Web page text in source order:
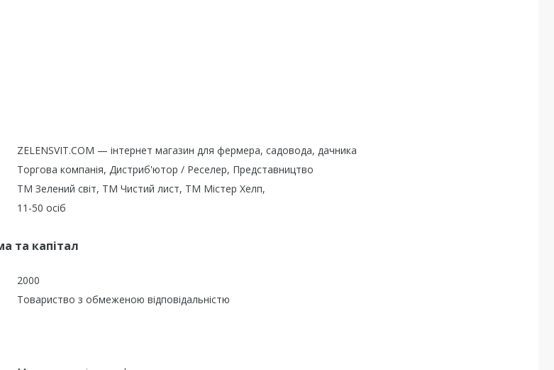
ZELENSVIT.COM — інтернет магазин для фермера, садовода, дачника
Торгова компанія, Дистриб'ютор / Реселер, Представництво
ТМ Зелений світ, ТМ Чистий лист, ТМ Містер Хелп,
11-50 осіб
та капітал
2000
Товариство з обмеженою відповідальністю